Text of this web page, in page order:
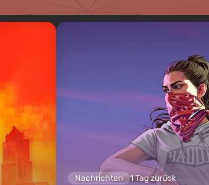
Nachrichten 1 Tag zurück